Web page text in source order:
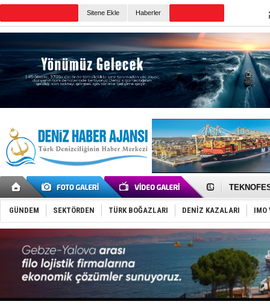
Sitene Ekle Haberler
TAYK -
Tersane
İngiliz
FESCO,
DESE,
35 milyon
İnsansız
Yüzyıl
Anadolu
Derince,
GÜNDEM SEKTÖRDEN TÜRK BOĞAZLARI DENİZ KAZALARI IMO